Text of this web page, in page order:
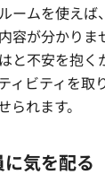
ームを使え
容が分かりま
と不安を抱
ィビティを取
られます。
気を配る